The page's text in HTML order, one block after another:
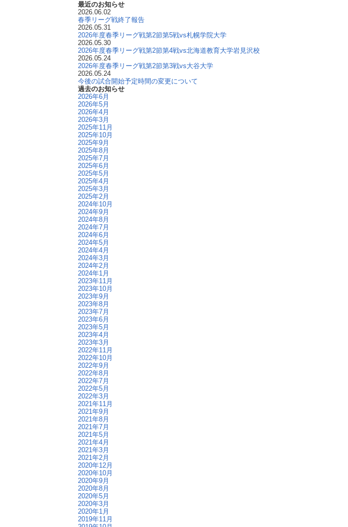
最近のお知らせ
2026.06.02
春季リーグ戦終了報告
2026.05.31
2026年度春季リーグ戦第2節第5戦vs札幌学院大学
2026.05.30
2026年度春季リーグ戦第2節第4戦vs北海道教育大学岩見沢校
2026.05.24
2026年度春季リーグ戦第2節第3戦vs大谷大学
2026.05.24
今後の試合開始予定時間の変更について
過去のお知らせ
2026年6月
2026年5月
2026年4月
2026年3月
2025年11月
2025年10月
2025年9月
2025年8月
2025年7月
2025年6月
2025年5月
2025年4月
2025年3月
2025年2月
2024年10月
2024年9月
2024年8月
2024年7月
2024年6月
2024年5月
2024年4月
2024年3月
2024年2月
2024年1月
2023年11月
2023年10月
2023年9月
2023年8月
2023年7月
2023年6月
2023年5月
2023年4月
2023年3月
2022年11月
2022年10月
2022年9月
2022年8月
2022年7月
2022年5月
2022年3月
2021年11月
2021年9月
2021年8月
2021年7月
2021年5月
2021年4月
2021年3月
2021年2月
2020年12月
2020年10月
2020年9月
2020年8月
2020年5月
2020年3月
2020年1月
2019年11月